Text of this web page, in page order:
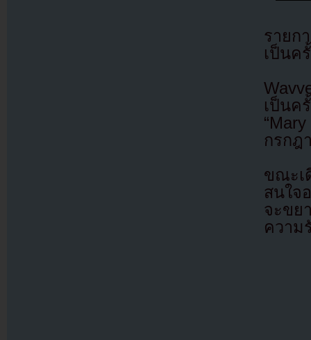
รายก
เป็นค
เป็นค
กรกฎ
ขณะเ
สนใจ
จะขย
ความ